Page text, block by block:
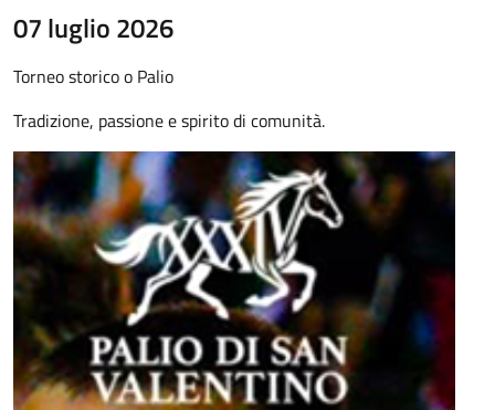
07 luglio 2026
Torneo storico o Palio
Tradizione, passione e spirito di comunità.